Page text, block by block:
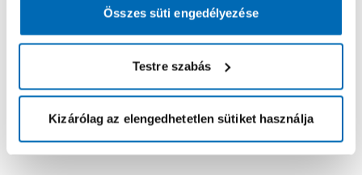
Összes süti engedélyezése
Testre szabás
Kizárólag az elengedhetetlen sütiket használja